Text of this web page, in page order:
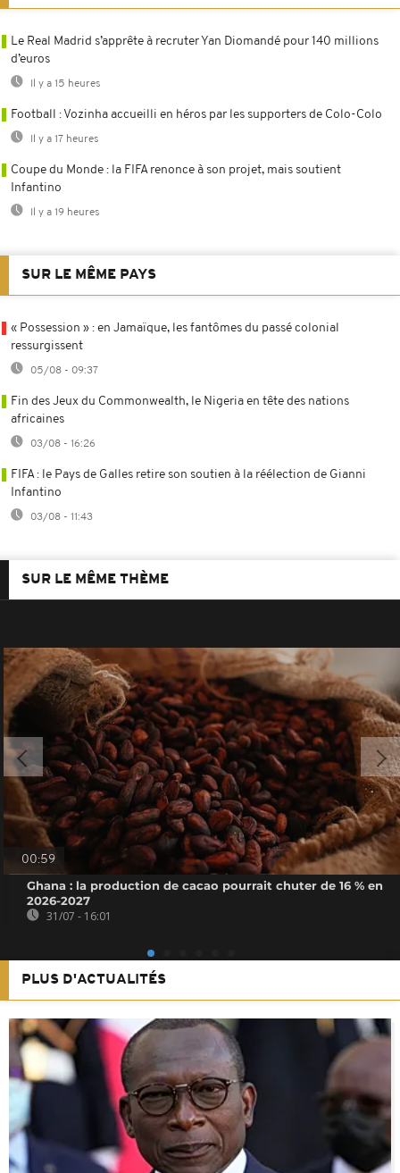
Le Real Madrid s’apprête à recruter Yan Diomandé pour 140 millions
d’euros
Il y a 15 heures
Football : Vozinha accueilli en héros par les supporters de Colo-Colo
Il y a 17 heures
Coupe du Monde : la FIFA renonce à son projet, mais soutient
Infantino
Il y a 19 heures
SUR LE MÊME PAYS
« Possession » : en Jamaïque, les fantômes du passé colonial
ressurgissent
05/08 - 09:37
Fin des Jeux du Commonwealth, le Nigeria en tête des nations
africaines
03/08 - 16:26
FIFA : le Pays de Galles retire son soutien à la réélection de Gianni
Infantino
03/08 - 11:43
SUR LE MÊME THÈME
00:59
Ghana : la production de cacao pourrait chuter de 16 % en
2026-2027
31/07 - 16:01
PLUS D'ACTUALITÉS